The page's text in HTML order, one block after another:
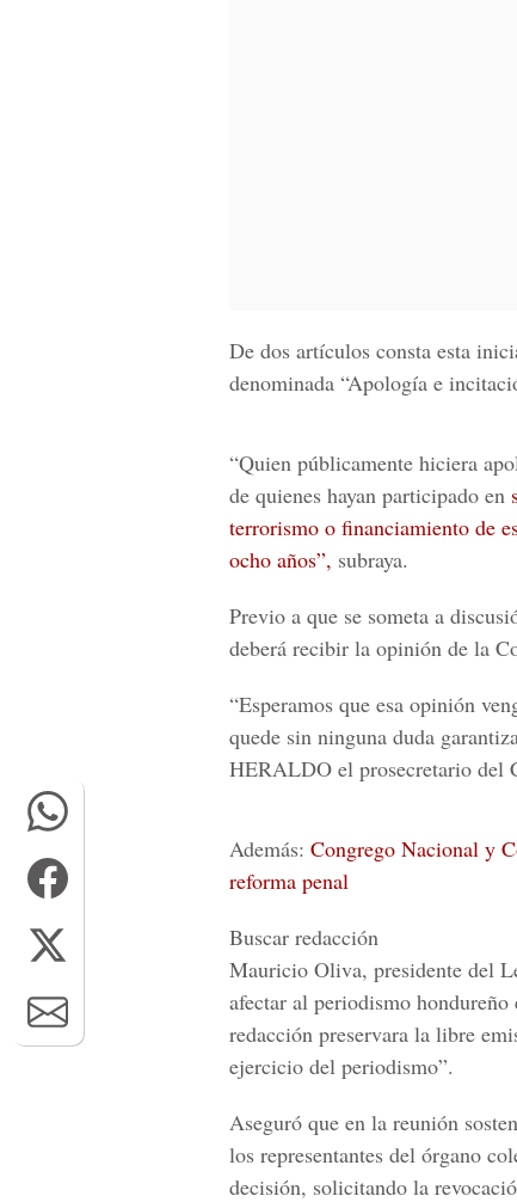
De dos artículos consta esta
denominada “Apología e
“Quien públicamente hiciera
de quienes hayan participado en
terrorismo o financiamiento de
ocho años”, subraya.
Previo a que se someta a
deberá recibir la opinión de la
“Esperamos que esa opinión
quede sin ninguna duda
HERALDO el prosecretario del
Además: Congrego Nacional y
reforma penal
Buscar redacción
Mauricio Oliva, presidente del
afectar al periodismo
redacción preservara la libre
ejercicio del periodismo”.
Aseguró que en la reunión
los representantes del órgano
decisión, solicitando la